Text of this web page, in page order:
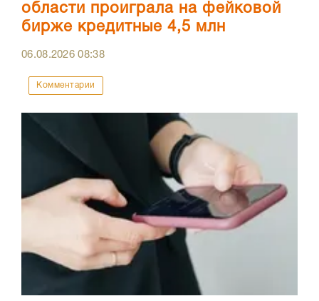
области проиграла на фейковой
бирже кредитные 4,5 млн
06.08.202608:38
Комментарии